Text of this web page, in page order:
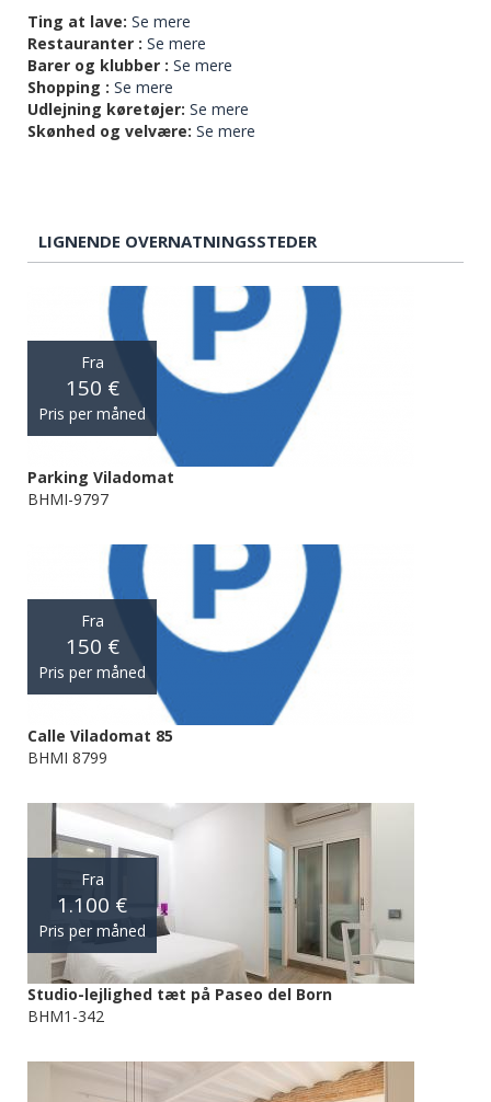
Ting at lave: Se mere
Restauranter : Se mere
Barer og klubber : Se mere
Shopping : Se mere
Udlejning køretøjer: Se mere
Skønhed og velvære: Se mere
LIGNENDE OVERNATNINGSSTEDER
Fra
150 €
Pris per måned
Parking Viladomat
BHMI-9797
Fra
150 €
Pris per måned
Calle Viladomat 85
BHMI 8799
Fra
1.100 €
Pris per måned
Studio-lejlighed tæt på Paseo del Born
BHM1-342